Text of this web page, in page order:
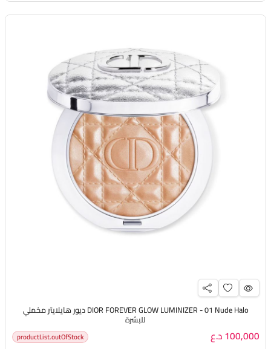
DIOR FOREVER GLOW LUMINIZER - 01 Nude Halo ديور هايلايتر مخملي
للبشرة
100,000 د.ع productList.outOfStock